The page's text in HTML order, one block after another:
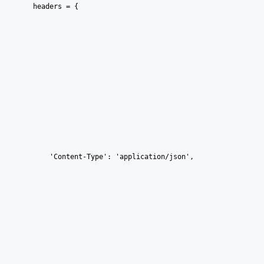
    headers = {
        'Content-Type': 'application/json',